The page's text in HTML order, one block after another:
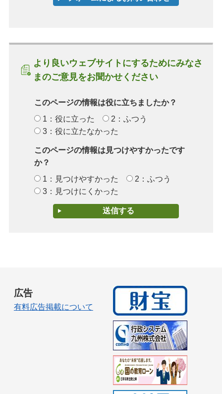
より良いウェブサイトにするためにみなさ
まのご意見をお聞かせください
このページの情報は役に立ちましたか？
1：役に立った
2：ふつう
3：役に立たなかった
このページの情報は見つけやすかったです
か？
1：見つけやすかった
2：ふつう
3：見つけにくかった
広告
有料広告掲載について